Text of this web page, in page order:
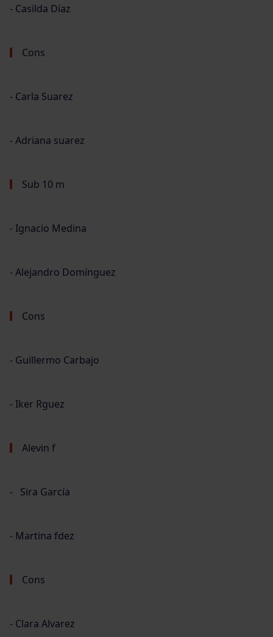
⁃ Casilda Díaz
Cons
⁃ Carla Suarez
⁃ Adriana suarez
Sub 10 m
⁃ Ignacio Medina
⁃ Alejandro Domínguez
Cons
⁃ Guillermo Carbajo
⁃ Iker Rguez
Alevin f
⁃ Sira García
⁃ Martina fdez
Cons
⁃ Clara Alvarez